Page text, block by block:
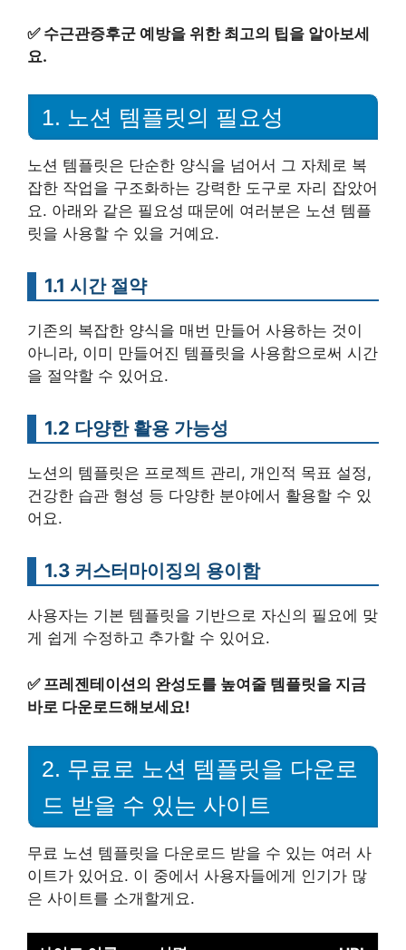
✅ 수근관증후군 예방을 위한 최고의 팁을 알아보세
요.
1. 노션 템플릿의 필요성
노션 템플릿은 단순한 양식을 넘어서 그 자체로 복
잡한 작업을 구조화하는 강력한 도구로 자리 잡았어
요. 아래와 같은 필요성 때문에 여러분은 노션 템플
릿을 사용할 수 있을 거예요.
1.1 시간 절약
기존의 복잡한 양식을 매번 만들어 사용하는 것이
아니라, 이미 만들어진 템플릿을 사용함으로써 시간
을 절약할 수 있어요.
1.2 다양한 활용 가능성
노션의 템플릿은 프로젝트 관리, 개인적 목표 설정,
건강한 습관 형성 등 다양한 분야에서 활용할 수 있
어요.
1.3 커스터마이징의 용이함
사용자는 기본 템플릿을 기반으로 자신의 필요에 맞
게 쉽게 수정하고 추가할 수 있어요.
✅ 프레젠테이션의 완성도를 높여줄 템플릿을 지금
바로 다운로드해보세요!
2. 무료로 노션 템플릿을 다운로
드 받을 수 있는 사이트
무료 노션 템플릿을 다운로드 받을 수 있는 여러 사
이트가 있어요. 이 중에서 사용자들에게 인기가 많
은 사이트를 소개할게요.